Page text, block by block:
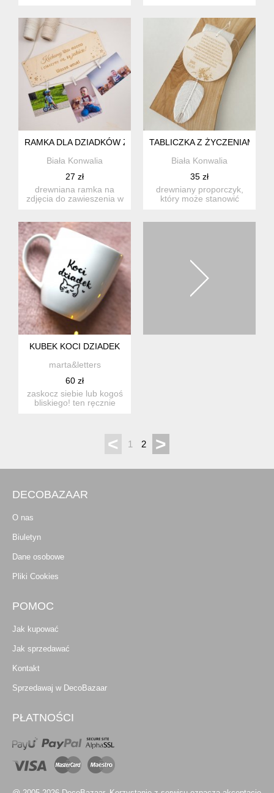
RAMKA DLA DZIADKÓW Z KLAMERKAMI
Biała Konwalia
27 zł
drewniana ramka na
zdjęcia do zawieszenia w
TABLICZKA Z ŻYCZENIAMI
Biała Konwalia
35 zł
drewniany proporczyk,
który może stanowić
KUBEK KOCI DZIADEK
marta&letters
60 zł
zaskocz siebie lub kogoś
bliskiego! ten ręcznie
< 1 2 >
DECOBAZAAR
O nas
Biuletyn
Dane osobowe
Pliki Cookies
POMOC
Jak kupować
Jak sprzedawać
Kontakt
Sprzedawaj w DecoBazaar
PŁATNOŚCI